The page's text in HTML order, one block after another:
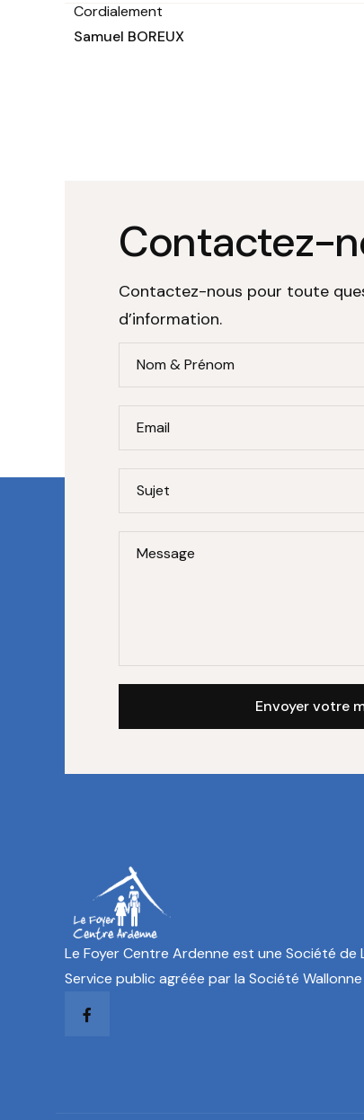
Cordialement
Samuel BOREUX
Contactez-
Contactez-nous pour toute
d’information.
Nom & Prénom
Email
Sujet
Message
Le Foyer Centre Ardenne est une Société de
Service public agréée par la Société